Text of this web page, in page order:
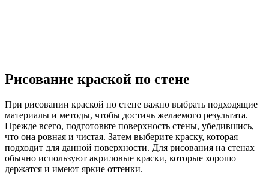
Рисование краской по стене
При рисовании краской по стене важно выбрать подходящие
материалы и методы, чтобы достичь желаемого результата.
Прежде всего, подготовьте поверхность стены, убедившись,
что она ровная и чистая. Затем выберите краску, которая
подходит для данной поверхности. Для рисования на стенах
обычно используют акриловые краски, которые хорошо
держатся и имеют яркие оттенки.